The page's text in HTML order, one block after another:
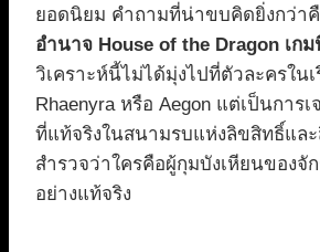
ยอดนิยม คำถามที่น่าขบคิดยิ่งกว่า
อำนาจ House of the Dragon เก
วิเคราะห์นี้ไม่ได้มุ่งไปที่ตัวละครในเ
Rhaenyra หรือ Aegon แต่เป็นการ
ที่แท้จริงในสนามรบแห่งลิขสิทธิ์และ
สำรวจว่าใครคือผู้กุมบังเหียนของจั
อย่างแท้จริง